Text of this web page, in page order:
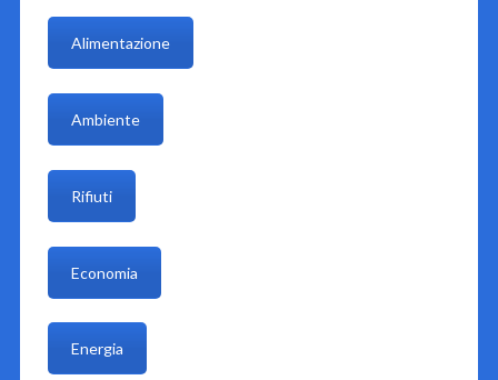
Alimentazione
Ambiente
Rifiuti
Economia
Energia